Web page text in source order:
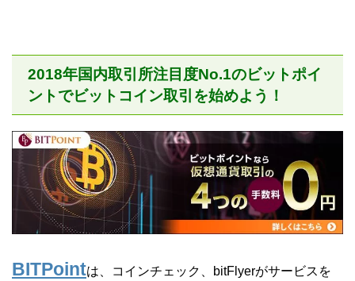
2018年国内取引所注目度No.1のビットポイ
ントでビットコイン取引を始めよう！
BITPointは、コインチェック、bitFlyerがサービスを